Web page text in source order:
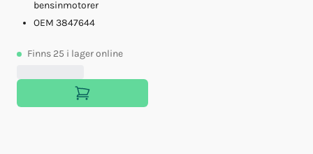
bensinmotorer
OEM 3847644
Finns 25 i lager online